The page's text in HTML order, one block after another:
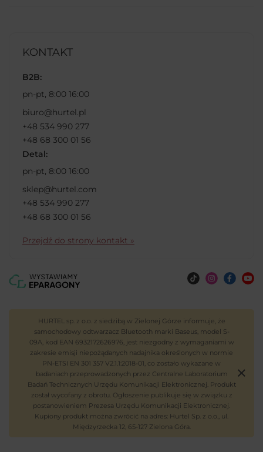
KONTAKT
B2B:
pn-pt, 8:00 16:00
biuro@hurtel.pl
+48 534 990 277
+48 68 300 01 56
Detal:
pn-pt, 8:00 16:00
sklep@hurtel.com
+48 534 990 277
+48 68 300 01 56
Przejdź do strony kontakt »
HURTEL sp. z o.o. z siedzibą w Zielonej Górze informuje, że
samochodowy odtwarzacz Bluetooth marki Baseus, model S-
09A, kod EAN 6932172626976, jest niezgodny z wymaganiami w
zakresie emisji niepożądanych nadajnika określonych w normie
PN-ETSI EN 301 357 V2.1.1:2018-01, co zostało wykazane w
badaniach przeprowadzonych przez Centralne Laboratorium
Badań Technicznych Urzędu Komunikacji Elektronicznej. Produkt
został wycofany z obrotu. Ogłoszenie publikuje się w związku z
postanowieniem Prezesa Urzędu Komunikacji Elektronicznej.
Kupiony produkt można zwrócić na adres: Hurtel Sp. z o.o., ul.
Międzyrzecka 12, 65-127 Zielona Góra.